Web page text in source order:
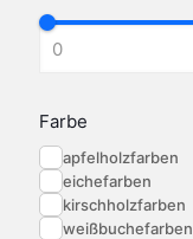
Farbe
apfelholzfarben
eichefarben
kirschholzfarben
weißbuchefarben